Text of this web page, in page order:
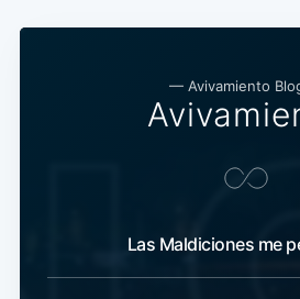
— Avivamiento
Las Maldiciones me